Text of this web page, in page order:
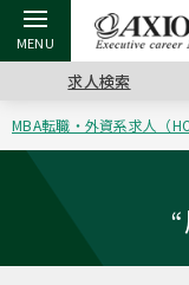
戻る
アクシアムの特長
サービス案内
戻る
キャリア支援 TOP
キャリアデザイン講座
（最新求人市場動向）
戻る
転職ツール TOP
英文レジュメの書き方
戻る
転職コラム TOP
“展”職相談室
戻る
イベント・セミナー
キャリアデザインセミ
戻る
会社概要 TOP
求人検索
MBA転職・外資系求人（